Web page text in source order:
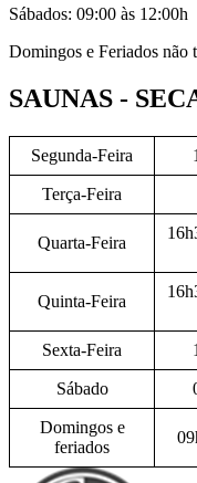
Sábados: 09:00 às 12:00h
Domingos e Feriados não
SAUNAS -
Segunda-Feira
Terça-Feira
Quarta-Feira
Quinta-Feira
Sexta-Feira
Sábado
Domingos e
feriados